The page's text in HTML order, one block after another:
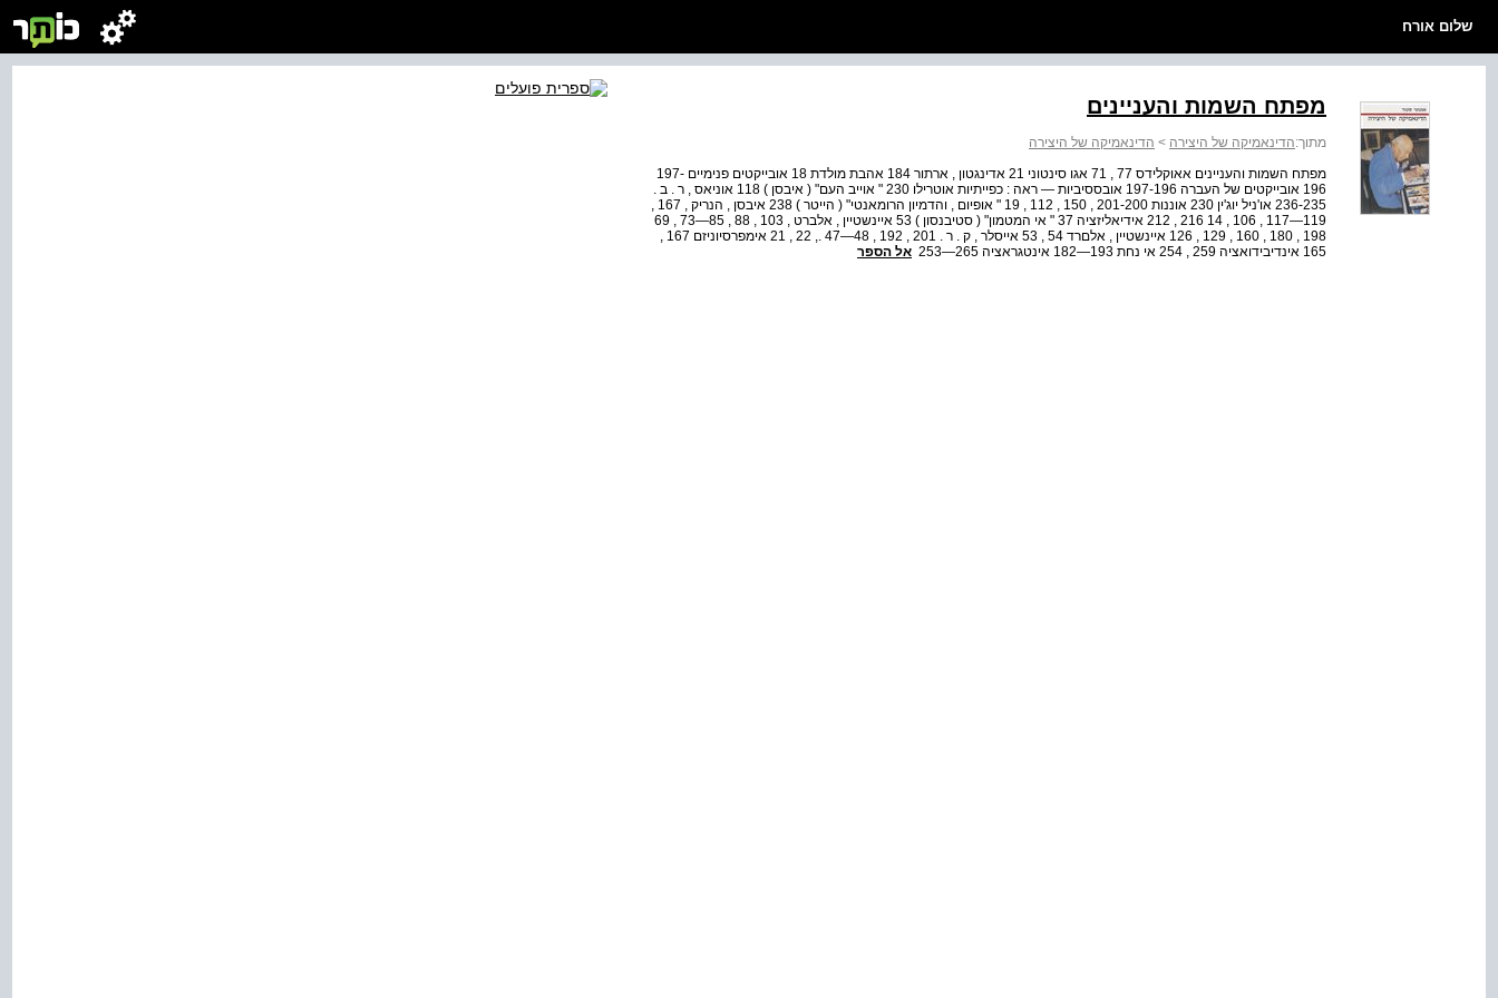
שלום אורח
מפתח השמות והעניינים
מתוך:הדינאמיקה של היצירה > הדינאמיקה של היצירה
מפתח השמות והעניינים אאוקלידס 77 , 71 אגו סינטוני 21 אדינגטון , ארתור 184 אהבת מולדת 18 אובייקטים פנימיים 197-
196 אובייקטים של העברה 197-196 אובססיביות — ראה : כפייתיות אוטרילו 230 " אוייב העם" ( איבסן ) 118 אוניאס , ר . ב .
119—117 , 106 , 14 216 , 212 אידיאליזציה 37 " אי המטמון" ( סטיבנסון ) 53 איינשטיין , אלברט , 103 , 88 , 85—73 , 69
165 אינדיבידואציה 259 , 254 אי נחת 193—182 אינטגראציה 265—253
אל הספר